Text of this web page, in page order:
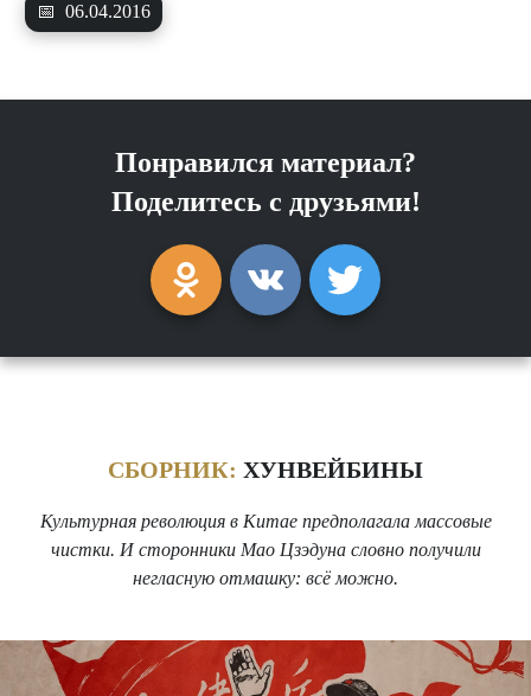
📅 06.04.2016
Понравился материал?
Поделитесь с друзьями!
СБОРНИК: ХУНВЕЙБИНЫ
Культурная революция в Китае предполагала массовые
чистки. И сторонники Мао Цзэдуна словно получили
негласную отмашку: всё можно.